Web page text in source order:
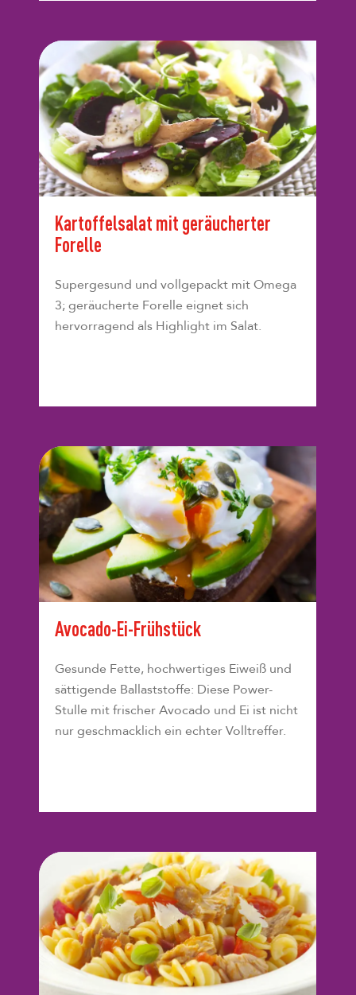
Kartoffelsalat mit geräucherter
Forelle
Supergesund und vollgepackt mit Omega
3; geräucherte Forelle eignet sich
hervorragend als Highlight im Salat.
Avocado-Ei-Frühstück
Gesunde Fette, hochwertiges Eiweiß und
sättigende Ballaststoffe: Diese Power-
Stulle mit frischer Avocado und Ei ist nicht
nur geschmacklich ein echter Volltreffer.